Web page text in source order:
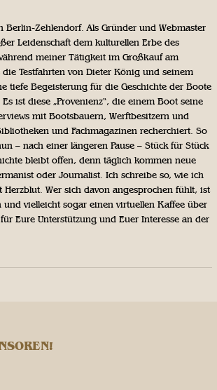
Zehlendorf. Als Gründer und Webmaster
Leidenschaft dem kulturellen Erbe des
meiner Tätigkeit im Großkauf am
Testfahrten von Dieter König und seinem
tiefe Begeisterung für die Geschichte der Boote
ist diese „Provenienz“, die einem Boot seine
mit Bootsbauern, Werftbesitzern und
und Fachmagazinen recherchiert. So
– nach einer längeren Pause – Stück für Stück
bleibt offen, denn täglich kommen neue
oder Journalist. Ich schreibe so, wie ich
Wer sich davon angesprochen fühlt, ist
vielleicht sogar einen virtuellen Kaffee über
Eure Unterstützung und Euer Interesse an der